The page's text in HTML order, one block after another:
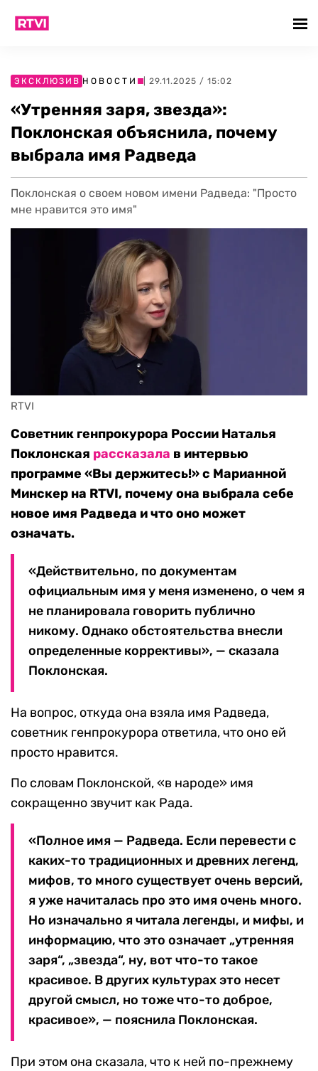
ЭКСКЛЮЗИВ НОВОСТИ | 29.11.2025 / 15:02
«Утренняя заря, звезда»:
Поклонская объяснила, почему
выбрала имя Радведа
Поклонская о своем новом имени Радведа: "Просто
мне нравится это имя"
RTVI
Советник генпрокурора России Наталья
Поклонская рассказала в интервью
программе «Вы держитесь!» с Марианной
Минскер на RTVI, почему она выбрала себе
новое имя Радведа и что оно может
означать.
«Действительно, по документам
официальным имя у меня изменено, о чем я
не планировала говорить публично
никому. Однако обстоятельства внесли
определенные коррективы», — сказала
Поклонская.
На вопрос, откуда она взяла имя Радведа,
советник генпрокурора ответила, что оно ей
просто нравится.
По словам Поклонской, «в народе» имя
сокращенно звучит как Рада.
«Полное имя — Радведа. Если перевести с
каких-то традиционных и древних легенд,
мифов, то много существует очень версий,
я уже начиталась про это имя очень много.
Но изначально я читала легенды, и мифы, и
информацию, что это означает „утренняя
заря“, „звезда“, ну, вот что-то такое
красивое. В других культурах это несет
другой смысл, но тоже что-то доброе,
красивое», — пояснила Поклонская.
При этом она сказала, что к ней по-прежнему